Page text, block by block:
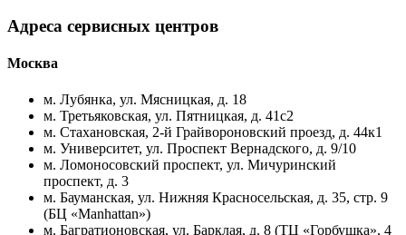
Адреса сервисных центров
Москва
м. Лубянка, ул. Мясницкая, д. 18
м. Третьяковская, ул. Пятницкая, д. 41с2
м. Стахановская, 2-й Грайвороновский проезд, д. 44к1
м. Университет, ул. Проспект Вернадского, д. 9/10
м. Ломоносовский проспект, ул. Мичуринский
проспект, д. 3
м. Бауманская, ул. Нижняя Красносельская, д. 35, стр. 9
(БЦ «Manhattan»)
м. Багратионовская, ул. Барклая, д. 8 (ТЦ «Горбушка», 4